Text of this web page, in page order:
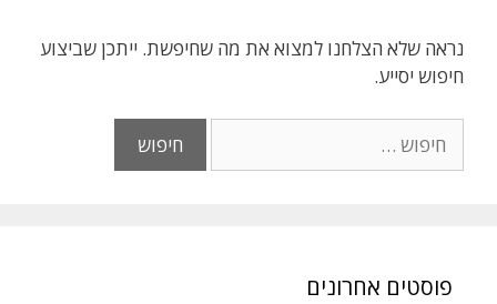
נראה שלא הצלחנו למצוא את מה שחיפשת. ייתכן שביצוע
חיפוש יסייע.
פוסטים אחרונים